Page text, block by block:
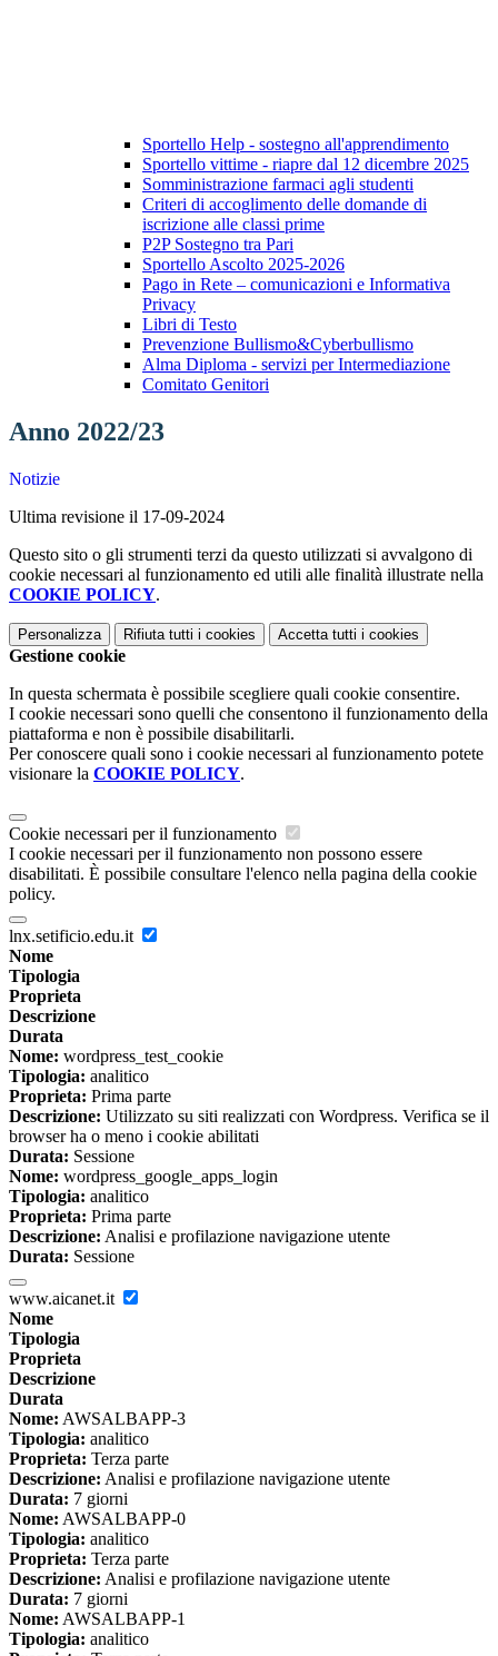
Sportello Help - sostegno all'apprendimento
Sportello vittime - riapre dal 12 dicembre 2025
Somministrazione farmaci agli studenti
Criteri di accoglimento delle domande di
iscrizione alle classi prime
P2P Sostegno tra Pari
Sportello Ascolto 2025-2026
Pago in Rete – comunicazioni e Informativa
Privacy
Libri di Testo
Prevenzione Bullismo&Cyberbullismo
Alma Diploma - servizi per Intermediazione
Comitato Genitori
Anno 2022/23
Notizie
Ultima revisione il 17-09-2024
Questo sito o gli strumenti terzi da questo utilizzati si avvalgono di
cookie necessari al funzionamento ed utili alle finalità illustrate nella
COOKIE POLICY.
Personalizza Rifiuta tutti i cookies Accetta tutti i cookies
Gestione cookie
In questa schermata è possibile scegliere quali cookie consentire.
I cookie necessari sono quelli che consentono il funzionamento della
piattaforma e non è possibile disabilitarli.
Per conoscere quali sono i cookie necessari al funzionamento potete
visionare la COOKIE POLICY.
Cookie necessari per il funzionamento
I cookie necessari per il funzionamento non possono essere
disabilitati. È possibile consultare l'elenco nella pagina della cookie
policy.
lnx.setificio.edu.it
Nome
Tipologia
Proprieta
Descrizione
Durata
Nome: wordpress_test_cookie
Tipologia: analitico
Proprieta: Prima parte
Descrizione: Utilizzato su siti realizzati con Wordpress. Verifica se il
browser ha o meno i cookie abilitati
Durata: Sessione
Nome: wordpress_google_apps_login
Tipologia: analitico
Proprieta: Prima parte
Descrizione: Analisi e profilazione navigazione utente
Durata: Sessione
www.aicanet.it
Nome
Tipologia
Proprieta
Descrizione
Durata
Nome: AWSALBAPP-3
Tipologia: analitico
Proprieta: Terza parte
Descrizione: Analisi e profilazione navigazione utente
Durata: 7 giorni
Nome: AWSALBAPP-0
Tipologia: analitico
Proprieta: Terza parte
Descrizione: Analisi e profilazione navigazione utente
Durata: 7 giorni
Nome: AWSALBAPP-1
Tipologia: analitico